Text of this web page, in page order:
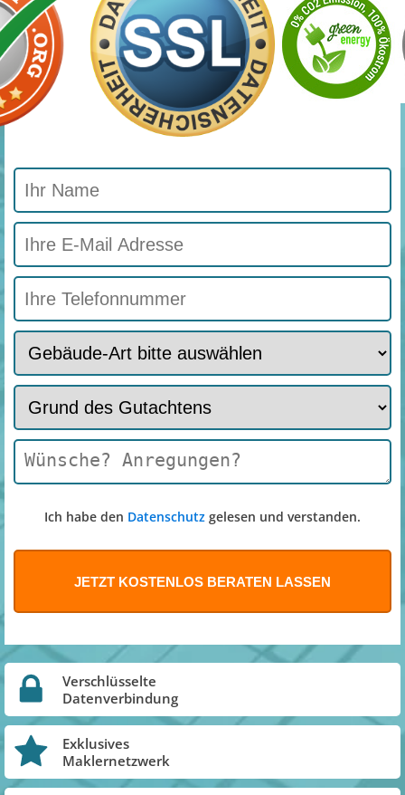
Ich habe den Datenschutz gelesen und verstanden.
Verschlüsselte
Datenverbindung
Exklusives
Maklernetzwerk